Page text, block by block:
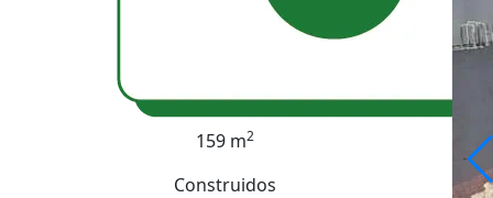
159 m2
Construidos